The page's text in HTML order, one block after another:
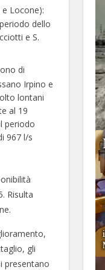
Locone):
dello
e S.
di
Irpino e
lontani
al 19
periodo
967 l/s
Risulta
gli
presentano